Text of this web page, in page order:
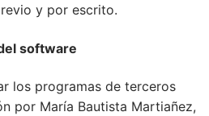
y por escrito.
software
los programas de terceros
por María Bautista Martiañez,